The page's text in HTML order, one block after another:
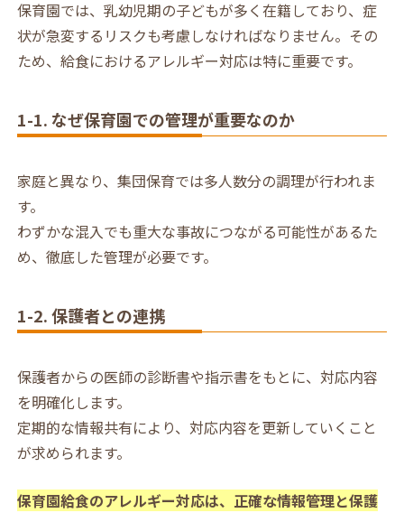
保育園では、乳幼児期の子どもが多く在籍しており、症
状が急変するリスクも考慮しなければなりません。その
ため、給食におけるアレルギー対応は特に重要です。
1-1. なぜ保育園での管理が重要なのか
家庭と異なり、集団保育では多人数分の調理が行われま
す。
わずかな混入でも重大な事故につながる可能性があるた
め、徹底した管理が必要です。
1-2. 保護者との連携
保護者からの医師の診断書や指示書をもとに、対応内容
を明確化します。
定期的な情報共有により、対応内容を更新していくこと
が求められます。
保育園給食のアレルギー対応は、正確な情報管理と保護